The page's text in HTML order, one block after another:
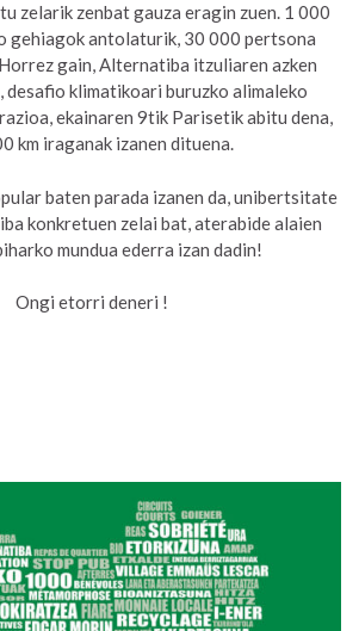
zelarik zenbat gauza eragin zuen. 1 000
gehiagok antolaturik, 30 000 pertsona
gain, Alternatiba itzuliaren azken
desafio klimatikoari buruzko alimaleko
ekainaren 9tik Parisetik abitu dena,
km iraganak izanen dituena.
baten parada izanen da, unibertsitate
konkretuen zelai bat, aterabide alaien
mundua ederra izan dadin!
Ongi etorri deneri !